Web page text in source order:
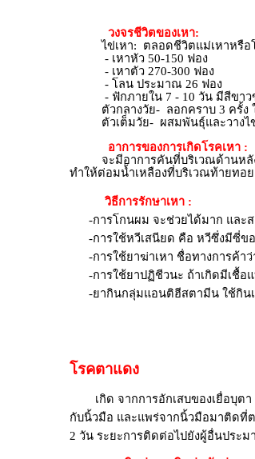
วงจรชีวิตของเหา:
ไข่เหา: ตลอดชีวิตแม่เหาหรือ
- เหาหัว 50-150 ฟอง
- เหาตัว 270-300 ฟอง
- โลน ประมาณ 26 ฟอง
- ฟักภายใน 7 - 10 วัน มีสีขาว
ตัวกลางวัย- ลอกคราบ 3 ครั้ง ใช้
ตัวเต็มวัย- ผสมพันธุ์และวางไข่
อาการของการเกิดโรคเหา :
จะมีอาการคันที่บริเวณด้านหลั
ทำให้ต่อมน้ำเหลืองที่บริเวณท้ายทอ
วิธีการรักษาเหา :
-การโกนผม จะช่วยได้มาก และส
-การใช้หวีเสนียด คือ หวีซึ่งมีซี่ขอ
-การใช้ยาฆ่าเหา ชื่อทางการค้าว่
-การใช้ยาปฏิชีวนะ ถ้าเกิดมีเชื้อ
-ยากินกลุ่มแอนติฮีสตามีน ใช้กินเ
โรคตาแดง
เกิด จากการอักเสบของเยื่อบุ
กับนิ้วมือ และแพร่จากนิ้วมือมาติดที่ต
2 วัน ระยะการติดต่อไปยังผู้อื่นประ